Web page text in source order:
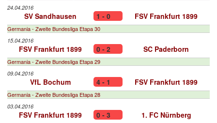
24.04.2016
SV Sandhausen 1 - 0 FSV Frankfurt 1899
Germania - Zweite Bundesliga Etapa 30
15.04.2016
FSV Frankfurt 1899 0 - 2 SC Paderborn
Germania - Zweite Bundesliga Etapa 29
09.04.2016
VfL Bochum 4 - 1 FSV Frankfurt 1899
Germania - Zweite Bundesliga Etapa 28
03.04.2016
FSV Frankfurt 1899 0 - 3 1. FC Nürnberg